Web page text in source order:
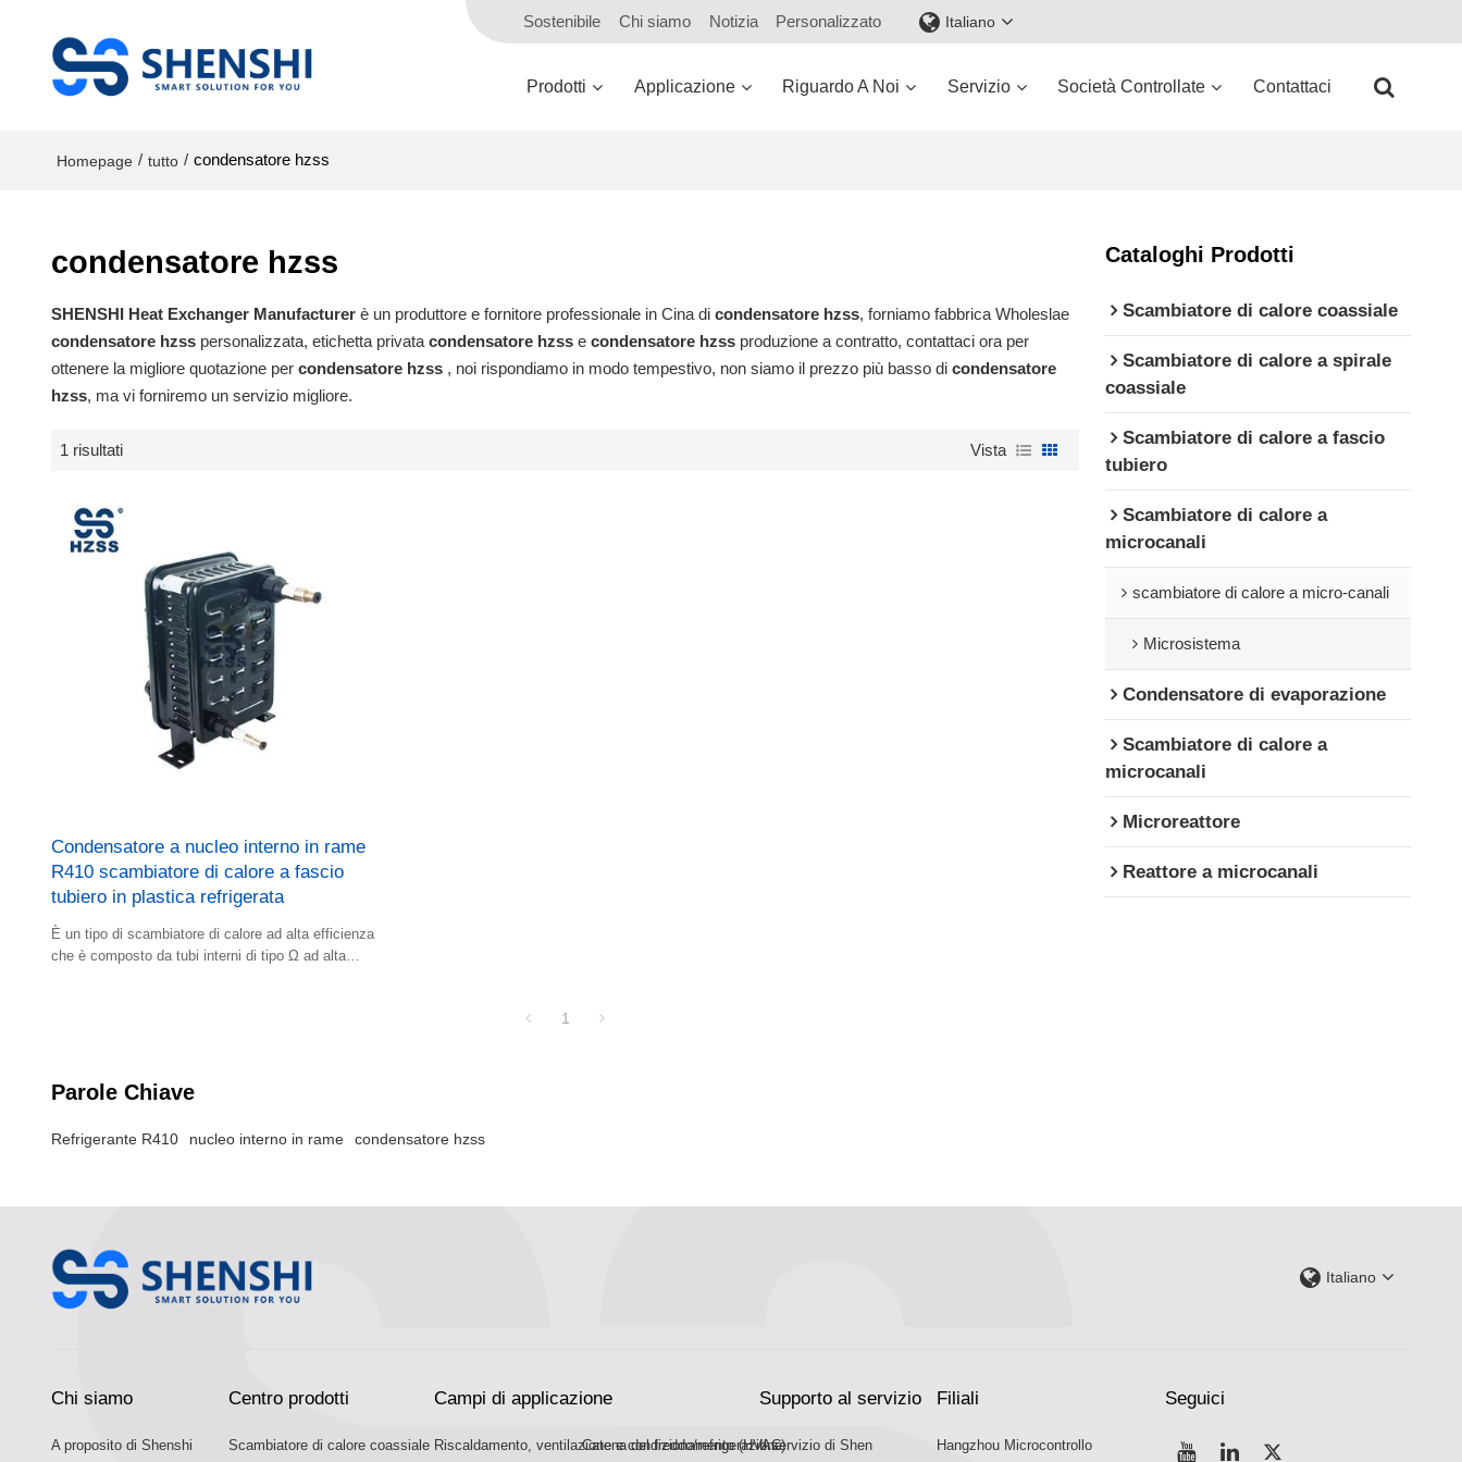
Sostenibile Chi siamo Notizia Personalizzato Italiano
Prodotti Applicazione Riguardo A Noi Servizio Società Controllate Contattaci
Homepage / tutto / condensatore hzss
condensatore hzss
SHENSHI Heat Exchanger Manufacturer​è un produttore e fornitore professionale in Cina di condensatore hzss, forniamo fabbrica Wholeslae
condensatore hzsspersonalizzata, etichetta privata condensatore hzsse condensatore hzssproduzione a contratto, contattaci ora per
ottenere la migliore quotazione per condensatore hzss, noi rispondiamo in modo tempestivo, non siamo il prezzo più basso di condensatore
hzss, ma vi forniremo un servizio migliore.
1 risultati Vista
Condensatore a nucleo interno in rame
R410 scambiatore di calore a fascio
tubiero in plastica refrigerata
È un tipo di scambiatore di calore ad alta efficienza
che è composto da tubi interni di tipo Ω ad alta
1
Parole Chiave
Refrigerante R410 nucleo interno in rame condensatore hzss
Cataloghi Prodotti
Scambiatore di calore coassiale
Scambiatore di calore a spirale
coassiale
Scambiatore di calore a fascio
tubiero
Scambiatore di calore a
microcanali
scambiatore di calore a micro-canali
Microsistema
Condensatore di evaporazione
Scambiatore di calore a
microcanali
Microreattore
Reattore a microcanali
Italiano
Chi siamo
A proposito di Shenshi
Centro prodotti
Scambiatore di calore coassiale
Campi di applicazione
Riscaldamento, ventilazione e condizionamento (HVAC)
Catena del freddo/refrigerazione
Supporto al servizio
Il servizio di Shen
Filiali
Hangzhou Microcontrollo
Seguici